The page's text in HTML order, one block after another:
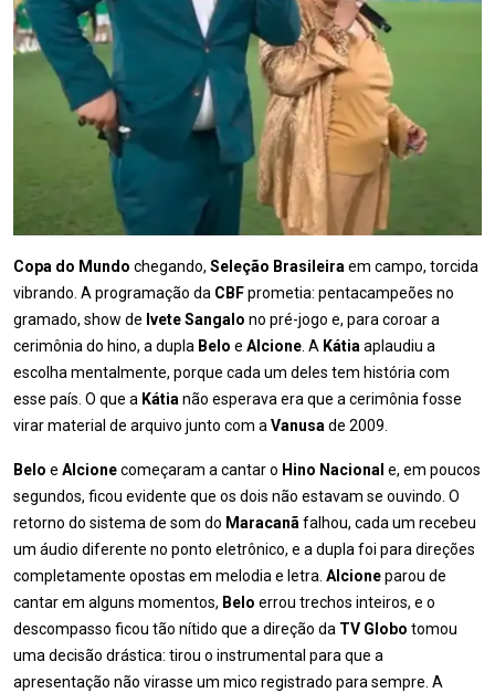
Copa do Mundo chegando, Seleção Brasileira em campo, torcida
vibrando. A programação da CBFprometia: pentacampeões no
gramado, show de Ivete Sangalo no pré-jogo e, para coroar a
cerimônia do hino, a dupla Belo e Alcione . A Kátia aplaudiu a
escolha mentalmente, porque cada um deles tem história com
esse país. O que a Kátia não esperava era que a cerimônia fosse
virar material de arquivo junto com a Vanusa de 2009.
Belo e Alcionecomeçaram a cantar o Hino Nacional e, em poucos
segundos, ficou evidente que os dois não estavam se ouvindo. O
retorno do sistema de som do Maracanã falhou, cada um recebeu
um áudio diferente no ponto eletrônico, e a dupla foi para direções
completamente opostas em melodia e letra. Alcioneparou de
cantar em alguns momentos, Belo errou trechos inteiros, e o
descompasso ficou tão nítido que a direção da TV Globo tomou
uma decisão drástica: tirou o instrumental para que a
apresentação não virasse um mico registrado para sempre. A